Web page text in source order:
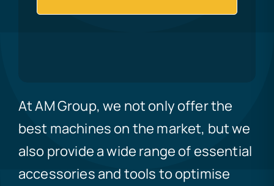
At AM Group, we not only offer the
best machines on the market, but we
also provide a wide range of essential
accessories and tools to optimise